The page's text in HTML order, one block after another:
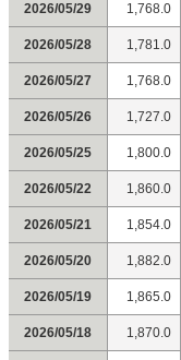
2026/05/29 1,768.0
2026/05/28 1,781.0
2026/05/27 1,768.0
2026/05/26 1,727.0
2026/05/25 1,800.0
2026/05/22 1,860.0
2026/05/21 1,854.0
2026/05/20 1,882.0
2026/05/19 1,865.0
2026/05/18 1,870.0